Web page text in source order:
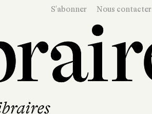
S'abonner Nous contacter